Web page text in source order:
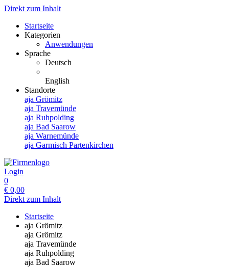
Direkt zum Inhalt
Startseite
Kategorien
Anwendungen
Sprache
Deutsch
English
Standorte
aja Grömitz
aja Travemünde
aja Ruhpolding
aja Bad Saarow
aja Warnemünde
aja Garmisch Partenkirchen
Login
0
€ 0,00
Direkt zum Inhalt
Startseite
aja Grömitz
aja Grömitz
aja Travemünde
aja Ruhpolding
aja Bad Saarow